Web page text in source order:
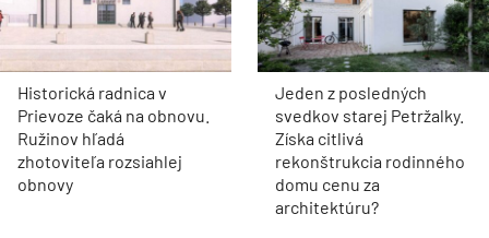
Historická radnica v
Prievoze čaká na obnovu.
Ružinov hľadá
zhotoviteľa rozsiahlej
obnovy
Jeden z posledných
svedkov starej Petržalky.
Získa citlivá
rekonštrukcia rodinného
domu cenu za
architektúru?